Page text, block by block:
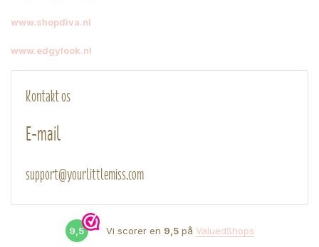
www.shopdiva.nl
www.edgylook.nl
Kontakt os
E-mail
support@yourlittlemiss.com
9,5 Vi scorer en 9,5på ValuedShops